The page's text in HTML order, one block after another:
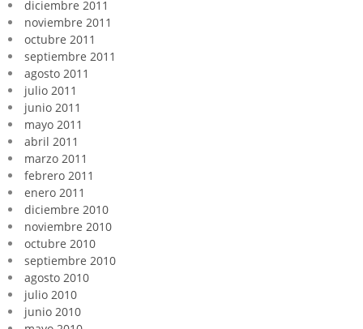
diciembre 2011
noviembre 2011
octubre 2011
septiembre 2011
agosto 2011
julio 2011
junio 2011
mayo 2011
abril 2011
marzo 2011
febrero 2011
enero 2011
diciembre 2010
noviembre 2010
octubre 2010
septiembre 2010
agosto 2010
julio 2010
junio 2010